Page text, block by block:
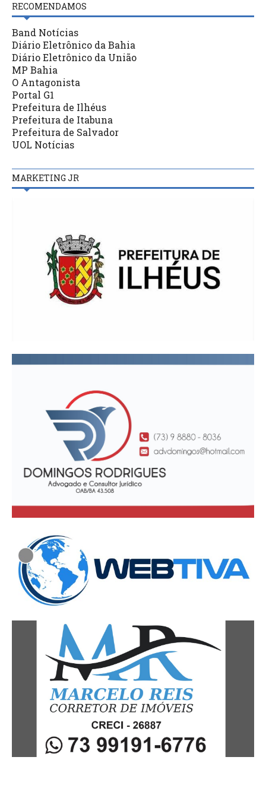
RECOMENDAMOS
Band Notícias
Diário Eletrônico da Bahia
Diário Eletrônico da União
MP Bahia
O Antagonista
Portal G1
Prefeitura de Ilhéus
Prefeitura de Itabuna
Prefeitura de Salvador
UOL Notícias
MARKETING JR